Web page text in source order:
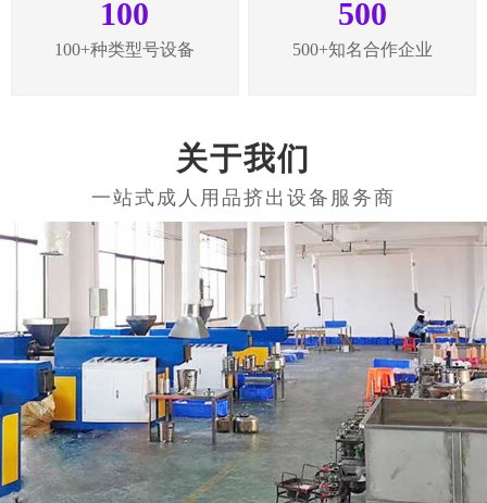
100
100+种类型号设备
500
500+知名合作企业
关于我们